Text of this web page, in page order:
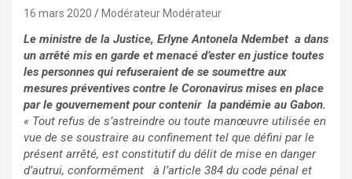
16 mars 2020 Modérateur Modérateur
Le ministre de la Justice, Erlyne Antonela Ndembet a dans
un arrêté mis en garde et menacé d’ester en justice toutes
les personnes qui refuseraient de se soumettre aux
mesures préventives contre le Coronavirus mises en place
par le gouvernement pour contenir la pandémie au Gabon.
« Tout refus de s’astreindre ou toute manœuvre utilisée en
vue de se soustraire au confinement tel que défini par le
présent arrêté, est constitutif du délit de mise en danger
d’autrui, conformément à l’article 384 du code pénal et